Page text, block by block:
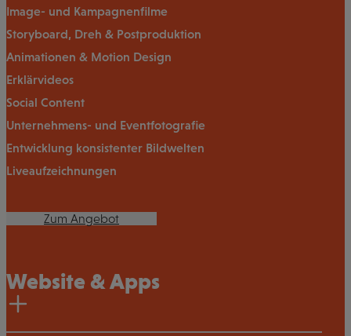
Image- und Kampagnenfilme
Storyboard, Dreh & Postproduktion
Animationen & Motion Design
Erklärvideos
Social Content
Unternehmens- und Eventfotografie
Entwicklung konsistenter Bildwelten
Liveaufzeichnungen
Zum Angebot
Website & Apps